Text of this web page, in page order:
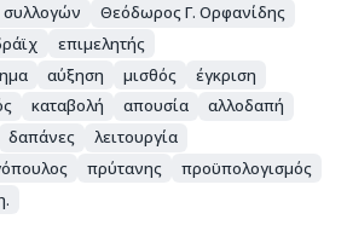
συλλογών
Θεόδωρος Γ. Ορφανίδης
επιμελητής
αύξηση μισθός
έγκριση
καταβολή απουσία
αλλοδαπή
δαπάνες
λειτουργία
πρύτανης
προϋπολογισμός